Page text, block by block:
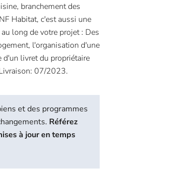
branchement des
Habitat, c'est aussi une
long de votre projet : Des
l'organisation d'une
livret du propriétaire
07/2023.
et des programmes
Référez
à jour en temps